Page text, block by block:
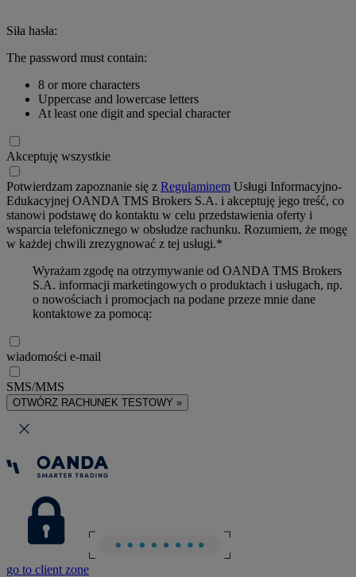
Siła hasła:
The password must contain:
8 or more characters
Uppercase and lowercase letters
At least one digit and special character
Akceptuję wszystkie
Potwierdzam zapoznanie się z Regulaminem Usługi Informacyjno-
Edukacyjnej OANDA TMS Brokers S.A. i akceptuję jego treść, co
stanowi podstawę do kontaktu w celu przedstawienia oferty i
wsparcia telefonicznego w obsłudze rachunku. Rozumiem, że mogę
w każdej chwili zrezygnować z tej usługi.*
Wyrażam zgodę na otrzymywanie od OANDA TMS Brokers
S.A. informacji marketingowych o produktach i usługach, np.
o nowościach i promocjach na podane przeze mnie dane
kontaktowe za pomocą:
wiadomości e-mail
SMS/MMS
OTWÓRZ RACHUNEK TESTOWY »
go to client zone